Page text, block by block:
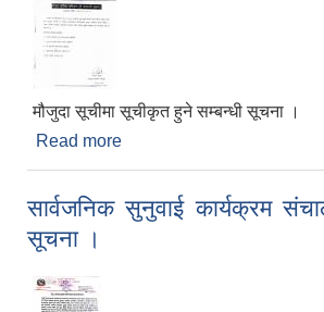
मौजुदा सूचीमा सूचीकृत हुने सम्बन्धी सूचना ।
Read more
सार्वजनिक सुनुवाई कार्यक्रम
सूचना ।